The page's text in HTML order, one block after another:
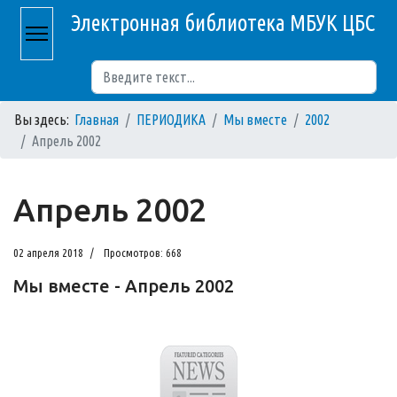
Электронная библиотека МБУК ЦБС
Вы здесь: Главная ПЕРИОДИКА Мы вместе
2002
Апрель 2002
Апрель 2002
02 апреля 2018 Просмотров: 668
Мы вместе - Апрель 2002